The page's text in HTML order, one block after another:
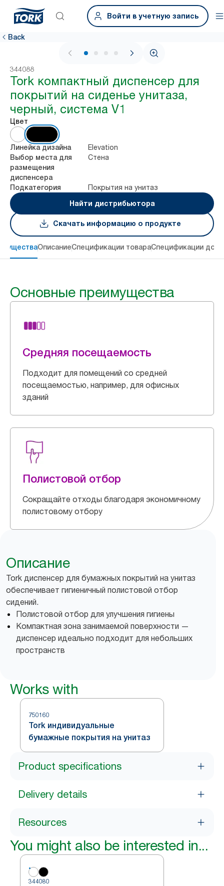
Войти в учетную запись
Back
1 / 4
344088
Tork компактный диспенсер для
покрытий на сиденье унитаза,
черный, система V1
Цвет
Линейка дизайна Elevation
Выбор места для
размещения
диспенсера
Стена
Подкатегория
Покрытия на унитаз
Найти дистрибьютора
Скачать информацию о продукте
ОписаниеСпецификации товараСпецификации
Основные преимущества
Средняя посещаемость
Подходит для помещений со средней
посещаемостью, например, для офисных
зданий
Полистовой отбор
Сокращайте отходы благодаря экономичному
полистовому отбору
Описание
Tork диспенсер для бумажных покрытий на унитаз
обеспечивает гигиеничный полистовой отбор
сидений.
Полистовой отбор для улучшения гигиены
Компактная зона занимаемой поверхности —
диспенсер идеально подходит для небольших
пространств
Works with
750160
Tork индивидуальные
бумажные покрытия на унитаз
Product specifications
Delivery details
Resources
You might also be interested in...
344080